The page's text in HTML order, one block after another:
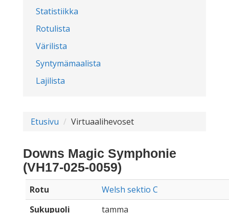
Statistiikka
Rotulista
Värilista
Syntymämaalista
Lajilista
Etusivu Virtuaalihevoset
Downs Magic Symphonie
(VH17-025-0059)
Rotu
Welsh sektio C
Sukupuoli
tamma